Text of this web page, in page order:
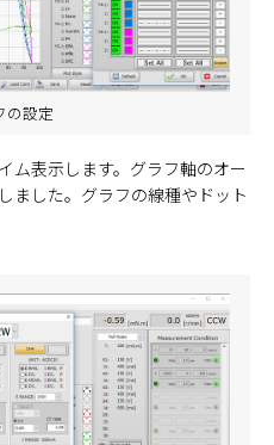
の設定
ム表示します。グラフ軸のオー
ました。グラフの線種やドット